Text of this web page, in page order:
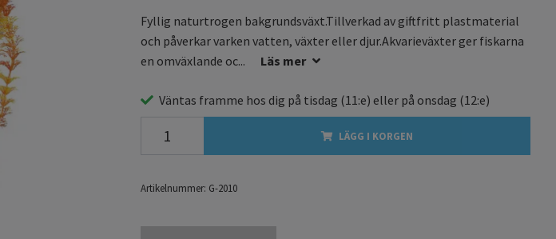
Fyllig naturtrogen bakgrundsväxt.Tillverkad av giftfritt plastmaterial
och påverkar varken vatten, växter eller djur.Akvarieväxter ger fiskarna
en omväxlande oc...
Läs mer
Väntas framme hos dig på tisdag (11:e) eller på onsdag (12:e)
LÄGG I KORGEN
Artikelnummer: G-2010